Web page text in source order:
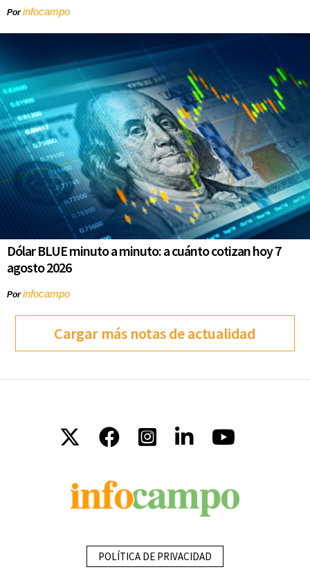
Porinfocampo
Dólar BLUE minuto a minuto: a cuánto cotizan hoy 7
agosto 2026
Porinfocampo
Cargar más notas de actualidad
POLÍTICA DE PRIVACIDAD